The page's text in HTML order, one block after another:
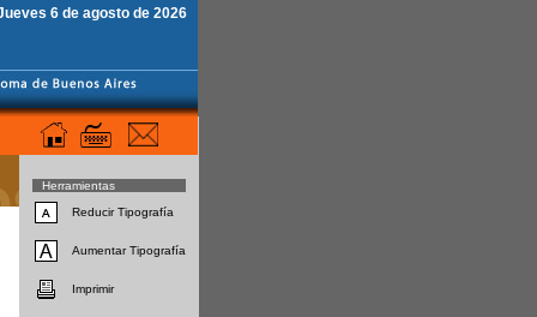
6 de agosto de 2026
Herramientas
Reducir Tipografía
Aumentar Tipografía
Imprimir